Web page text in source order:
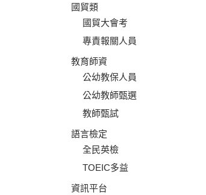
國貿類
國貿大會考
專責報關人員
教育師資
公幼教保人員
公幼教師甄選
教師甄試
語言檢定
全民英檢
TOEIC多益
資訊平台